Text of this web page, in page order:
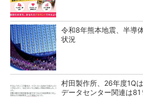
令和8年熊本地震、半導
状況
村田製作所、26年度1Q
データセンター関連は81